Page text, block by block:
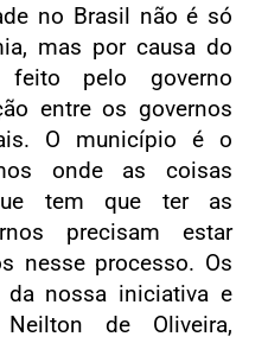
no Brasil não é só
mas por causa do
feito pelo governo
entre os governos
O município é o
onde as coisas
tem que ter as
precisam estar
nesse processo. Os
da nossa iniciativa e
Neilton de Oliveira,